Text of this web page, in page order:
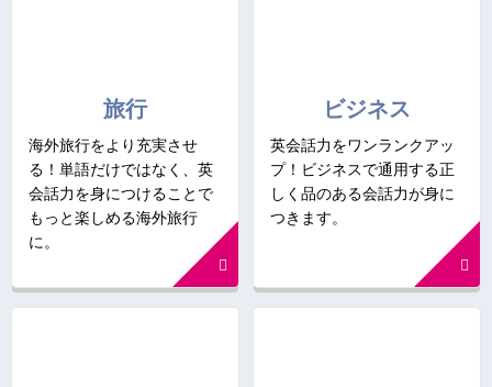
旅行
海外旅行をより充実させ
る！単語だけではなく、英
会話力を身につけることで
もっと楽しめる海外旅行
に。
ビジネス
英会話力をワンランクアッ
プ！ビジネスで通用する正
しく品のある会話力が身に
つきます。